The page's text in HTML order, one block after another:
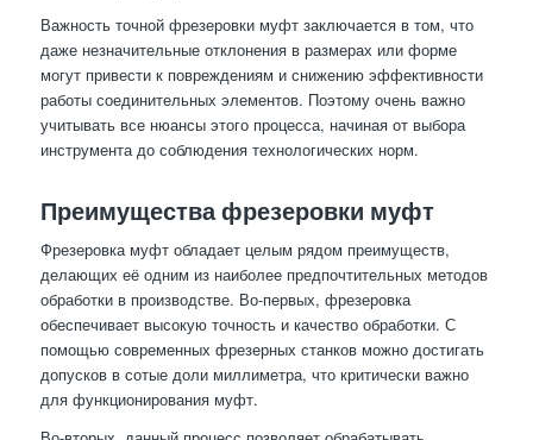
Важность точной фрезеровки муфт заключается в том, что
даже незначительные отклонения в размерах или форме
могут привести к повреждениям и снижению эффективности
работы соединительных элементов. Поэтому очень важно
учитывать все нюансы этого процесса, начиная от выбора
инструмента до соблюдения технологических норм.
Преимущества фрезеровки муфт
Фрезеровка муфт обладает целым рядом преимуществ,
делающих её одним из наиболее предпочтительных методов
обработки в производстве. Во-первых, фрезеровка
обеспечивает высокую точность и качество обработки. С
помощью современных фрезерных станков можно достигать
допусков в сотые доли миллиметра, что критически важно
для функционирования муфт.